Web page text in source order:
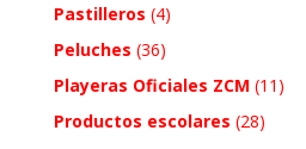
Pastilleros (4)
Peluches (36)
Playeras Oficiales ZCM (11)
Productos escolares (28)